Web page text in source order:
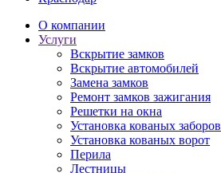
О компании
Услуги
Вскрытие замков
Вскрытие автомобилей
Замена замков
Ремонт замков зажигания
Решетки на окна
Установка кованых заборов
Установка кованых ворот
Перила
Лестницы